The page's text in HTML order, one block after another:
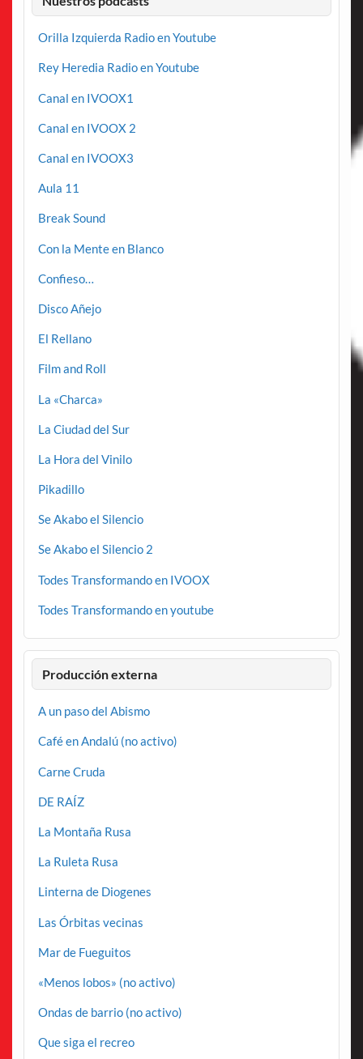
Orilla Izquierda Radio en Youtube
Rey Heredia Radio en Youtube
Canal en IVOOX1
Canal en IVOOX 2
Canal en IVOOX3
Aula 11
Break Sound
Con la Mente en Blanco
Confieso…
Disco Añejo
El Rellano
Film and Roll
La «Charca»
La Ciudad del Sur
La Hora del Vinilo
Pikadillo
Se Akabo el Silencio
Se Akabo el Silencio 2
Todes Transformando en IVOOX
Todes Transformando en youtube
Producción externa
A un paso del Abismo
Café en Andalú (no activo)
Carne Cruda
DE RAÍZ
La Montaña Rusa
La Ruleta Rusa
Linterna de Diogenes
Las Órbitas vecinas
Mar de Fueguitos
«Menos lobos» (no activo)
Ondas de barrio (no activo)
Que siga el recreo